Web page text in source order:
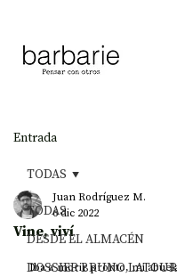
Entrada
TODAS
DESDE EL ALMACÉN
DOSSIER BRUNO LATOUR
TODAS
Vine, viví
Juan Rodríguez M.
6 dic 2022
Iba a morir pronto, mi